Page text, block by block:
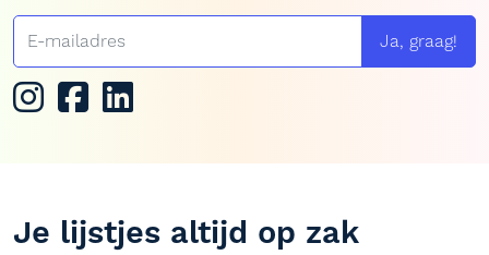
Ja, graag!
Je lijstjes altijd op zak